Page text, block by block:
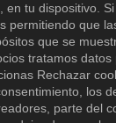
en tu dispositivo.
permitiendo que
que se
tratamos datos
Rechazar
los
parte del